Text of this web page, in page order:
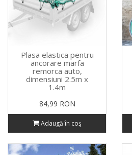
Plasa elastica pentru
ancorare marfa
remorca auto,
dimensiuni 2.5m x
1.4m
84,99 RON
Adaugă în coş